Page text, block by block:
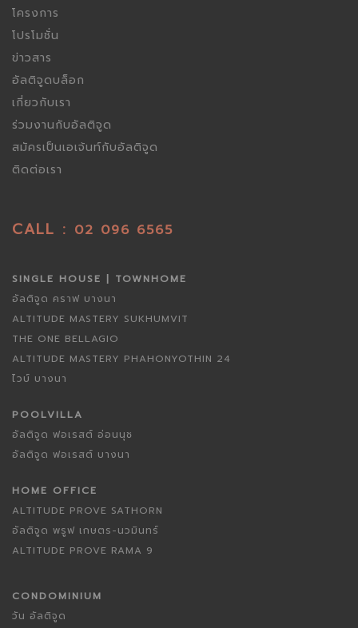
โครงการ
โปรโมชั่น
ข่าวสาร
อัลติจูดบล็อก
เกี่ยวกับเรา
ร่วมงานกับอัลติจูด
สมัครเป็นเอเจ้นท์กับอัลติจูด
ติดต่อเรา
CALL : 02 096 6565
SINGLE HOUSE | TOWNHOME
อัลติจูด คราฟ บางนา
ALTITUDE MASTERY SUKHUMVIT
THE ONE BELLAGIO
ALTITUDE MASTERY PHAHONYOTHIN 24
ไวบ์ บางนา
POOLVILLA
อัลติจูด ฟอเรสต์ อ่อนนุช
อัลติจูด ฟอเรสต์ บางนา
HOME OFFICE
ALTITUDE PROVE SATHORN
อัลติจูด พรูฟ เกษตร-นวมินทร์
ALTITUDE PROVE RAMA 9
CONDOMINIUM
วัน อัลติจูด